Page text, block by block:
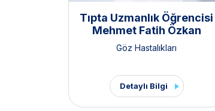
Tıpta Uzmanlık Öğrencisi
Mehmet Fatih Özkan
Göz Hastalıkları
Detaylı Bilgi